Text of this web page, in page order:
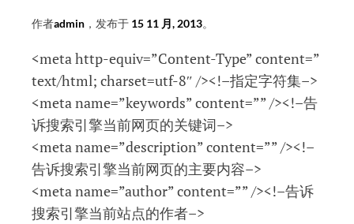
作者admin ，发布于 15 11 月, 2013。
<meta http-equiv=”Content-Type” content=”
text/html; charset=utf-8″ /><!–指定字符集–>
<meta name=”keywords” content=”” /><!–告
诉搜索引擎当前网页的关键词–>
<meta name=”description” content=”” /><!–
告诉搜索引擎当前网页的主要内容–>
<meta name=”author” content=”” /><!–告诉
搜索引擎当前站点的作者–>